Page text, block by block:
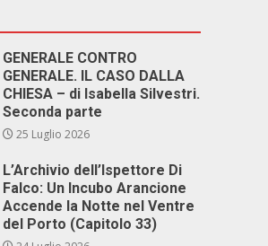
GENERALE CONTRO
GENERALE. IL CASO DALLA
CHIESA – di Isabella Silvestri.
Seconda parte
25 Luglio 2026
L’Archivio dell’Ispettore Di
Falco: Un Incubo Arancione
Accende la Notte nel Ventre
del Porto (Capitolo 33)